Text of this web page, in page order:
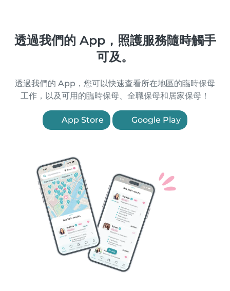
透過我們的 App，照護服務隨時觸手
可及。
透過我們的 App，您可以快速查看所在地區的臨時保母
工作，以及可用的臨時保母、全職保母和居家保母！
App Store Google Play